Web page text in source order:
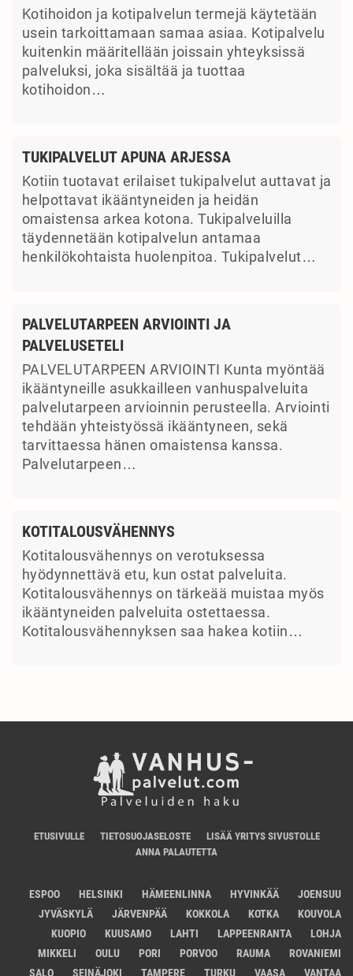
Kotihoidon ja kotipalvelun termejä käytetään
usein tarkoittamaan samaa asiaa. Kotipalvelu
kuitenkin määritellään joissain yhteyksissä
palveluksi, joka sisältää ja tuottaa
kotihoidon…
TUKIPALVELUT APUNA ARJESSA
Kotiin tuotavat erilaiset tukipalvelut auttavat ja
helpottavat ikääntyneiden ja heidän
omaistensa arkea kotona. Tukipalveluilla
täydennetään kotipalvelun antamaa
henkilökohtaista huolenpitoa. Tukipalvelut…
PALVELUTARPEEN ARVIOINTI JA
PALVELUSETELI
PALVELUTARPEEN ARVIOINTI Kunta myöntää
ikääntyneille asukkailleen vanhuspalveluita
palvelutarpeen arvioinnin perusteella. Arviointi
tehdään yhteistyössä ikääntyneen, sekä
tarvittaessa hänen omaistensa kanssa.
Palvelutarpeen…
KOTITALOUSVÄHENNYS
Kotitalousvähennys on verotuksessa
hyödynnettävä etu, kun ostat palveluita.
Kotitalousvähennys on tärkeää muistaa myös
ikääntyneiden palveluita ostettaessa.
Kotitalousvähennyksen saa hakea kotiin…
ETUSIVULLE TIETOSUOJASELOSTE
LISÄÄ YRITYS SIVUSTOLLE
ANNA PALAUTETTA
ESPOO HELSINKI HÄMEENLINNA HYVINKÄÄ
JOENSUU
JYVÄSKYLÄ
JÄRVENPÄÄ KOKKOLA KOTKA
KOUVOLA
KUOPIO
KUUSAMO LAHTI LAPPEENRANTA
LOHJA
MIKKELI
OULU PORI PORVOO RAUMA
ROVANIEMI
SALO
SEINÄJOKI TAMPERE TURKU VAASA VANTAA